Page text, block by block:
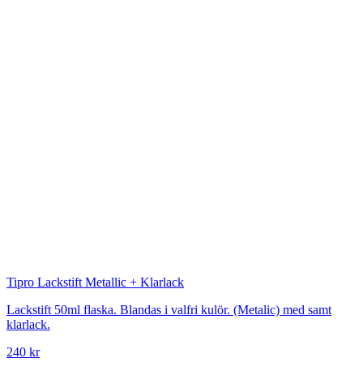
Tipro Lackstift Metallic + Klarlack
Lackstift 50ml flaska. Blandas i valfri kulör. (Metalic) med samt
klarlack.
240 kr